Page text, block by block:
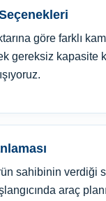
göre farklı
gereksiz kapasite
sahibinin verdiği
araç